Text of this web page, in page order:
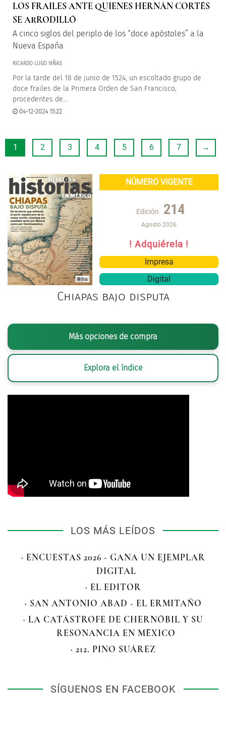
LOS FRAILES ANTE QUIENES HERNÁN CORTÉS
SE ARRODILLÓ
A cinco siglos del periplo de los “doce apóstoles” a la
Nueva España
RICARDO LUGO VIÑAS
Por la tarde del 18 de junio de 1524, un escoltado grupo de
doce frailes de la Primera Orden de San Francisco,
procedentes de...
04-12-2024 15:22
1 2 3 4 5 6 7 →
NÚMERO VIGENTE
Edición 214
Agosto 2026
! Adquiérela !
Impresa
Digital
Chiapas bajo disputa
Más opciones de compra
Explora el índice
LOS MÁS LEÍDOS
· ENCUESTAS 2026 - GANA UN EJEMPLAR
DIGITAL
· EL EDITOR
· SAN ANTONIO ABAD - EL ERMITAÑO
· LA CATÁSTROFE DE CHERNÓBIL Y SU
RESONANCIA EN MÉXICO
· 212. PINO SUÁREZ
SÍGUENOS EN FACEBOOK